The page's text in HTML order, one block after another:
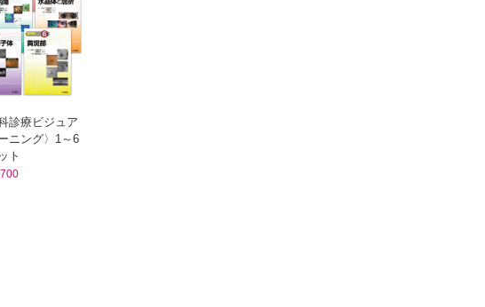
科診療ビジュア
ニング〉1～6
ト